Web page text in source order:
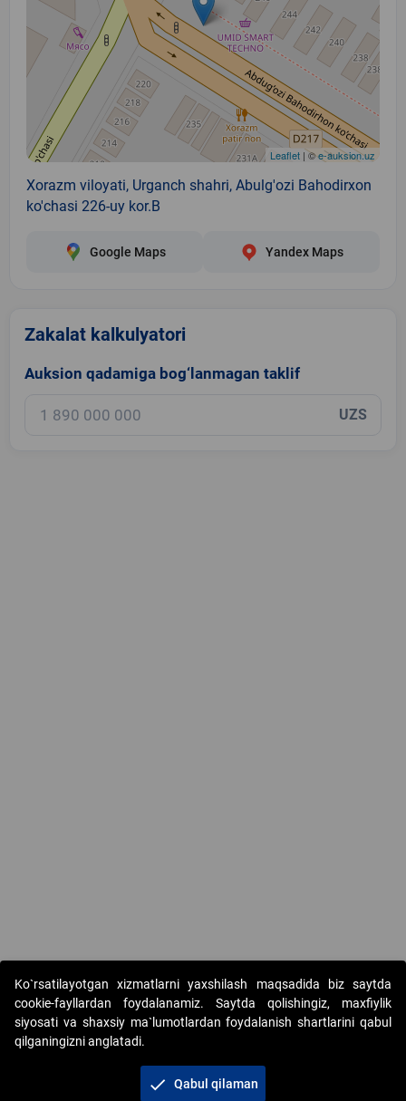
Leaflet | ©e-auksion.uz
Xorazm viloyati, Urganch shahri, Abulg'ozi Bahodirxon
ko'chasi 226-uy kor.B
Google Maps Yandex Maps
Zakalat kalkulyatori
Auksion qadamiga bog‘lanmagan taklif
UZS
Copyright © 2017-2026. "Elektron onlayn-auksionlarni
tashkil etish" AJ. Barcha huquqlar himoyalangan
Ko`rsatilayotgan xizmatlarni yaxshilash maqsadida biz saytda
cookie-fayllardan foydalanamiz. Saytda qolishingiz, maxfiylik
siyosati va shaxsiy ma`lumotlardan foydalanish shartlarini qabul
qilganingizni anglatadi.
check Qabul qilaman